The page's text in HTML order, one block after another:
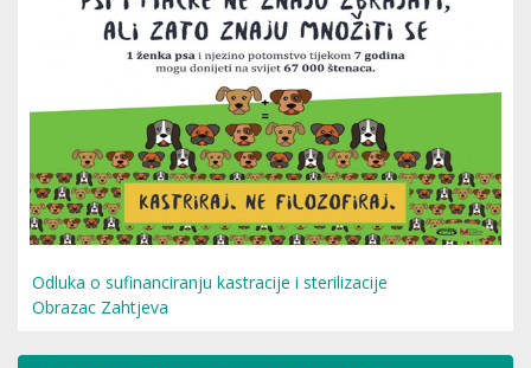
Odluka o sufinanciranju kastracije i sterilizacije
Obrazac Zahtjeva